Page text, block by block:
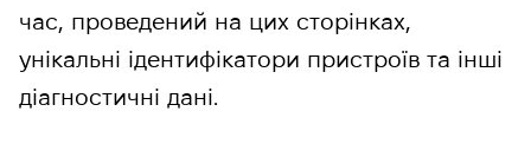
час, проведений на цих сторінках,
унікальні ідентифікатори пристроїв та інші
діагностичні дані.